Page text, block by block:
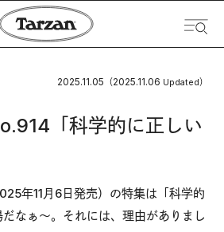
2025.11.05 （2025.11.06 Updated）
「科学的に正しい
年11月6日発売）の特集は「科学的
なぁ〜。それには、理由がありまし